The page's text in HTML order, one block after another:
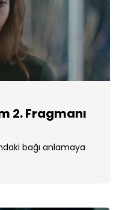
2. Fragmanı
bağı anlamaya